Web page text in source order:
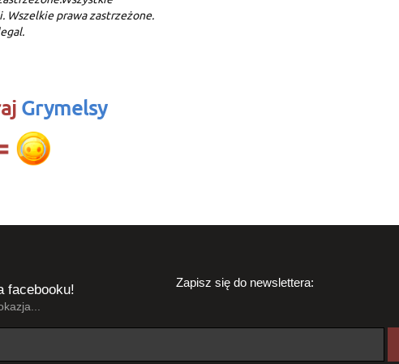
Wszelkie prawa zastrzeżone.
Grymelsy
facebooku! Zapisz się do newslettera: